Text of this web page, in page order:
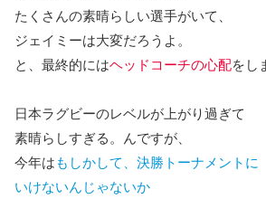
たくさんの素晴らしい選手がいて、
ジェイミーは大変だろうよ。
と、最終的にはヘッドコーチの心配をし
日本ラグビーのレベルが上がり過ぎて
素晴らしすぎる。んですが、
今年はもしかして、決勝トーナメントに
いけないんじゃないか